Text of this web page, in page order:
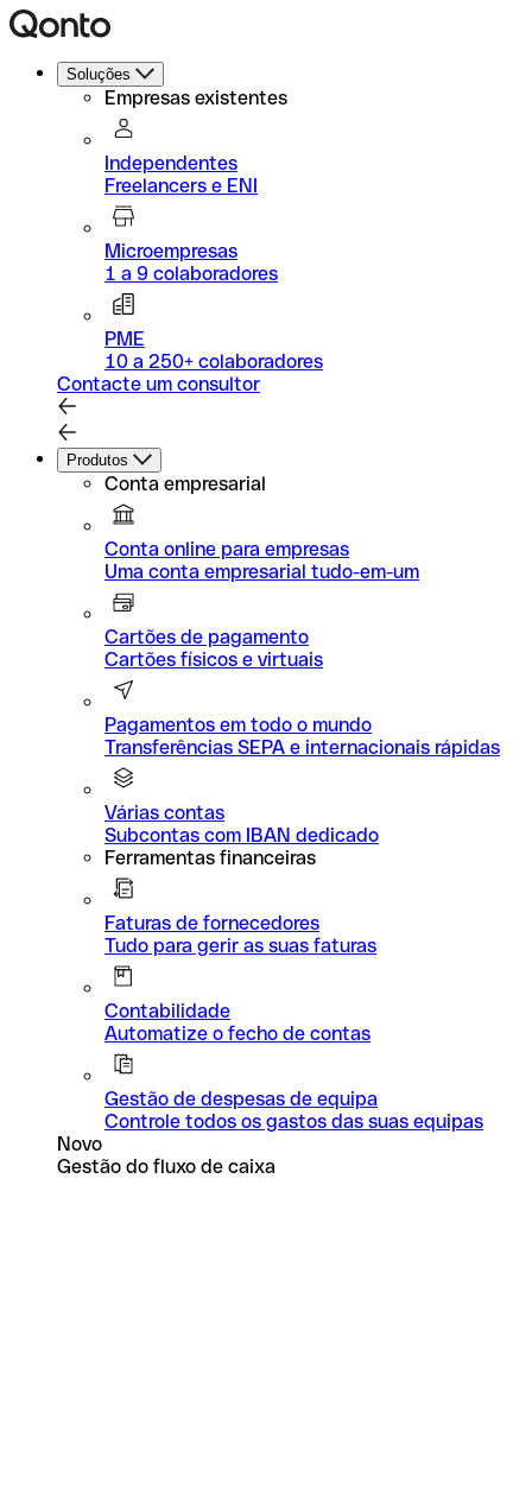
Soluções
Empresas existentes
Independentes
Freelancers e ENI
Microempresas
1 a 9 colaboradores
PME
10 a 250+ colaboradores
Contacte um consultor
Produtos
Conta empresarial
Conta online para empresas
Uma conta empresarial tudo-em-um
Cartões de pagamento
Cartões físicos e virtuais
Pagamentos em todo o mundo
Transferências SEPA e internacionais rápidas
Várias contas
Subcontas com IBAN dedicado
Ferramentas financeiras
Faturas de fornecedores
Tudo para gerir as suas faturas
Contabilidade
Automatize o fecho de contas
Gestão de despesas de equipa
Controle todos os gastos das suas equipas
Novo
Gestão do fluxo de caixa